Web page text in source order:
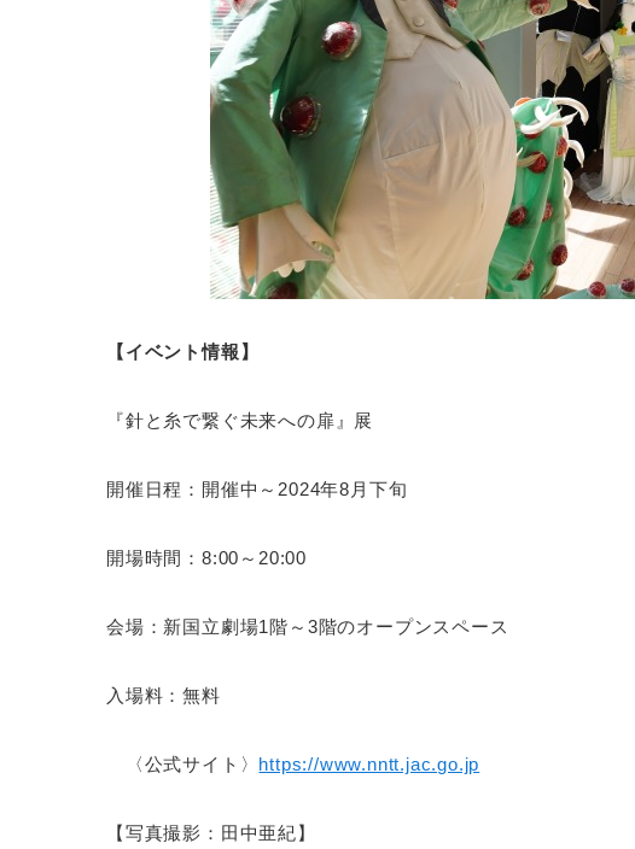
【イベント情報】
『針と糸で繋ぐ未来への扉』展
開催日程：開催中～2024年8月下旬
開場時間：8:00～20:00
会場：新国立劇場1階～3階のオープンスペース
入場料：無料
〈公式サイト〉 https://www.nntt.jac.go.jp
【写真撮影：田中亜紀】